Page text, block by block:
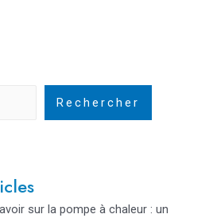
Rechercher
sur la pompe à chaleur : un